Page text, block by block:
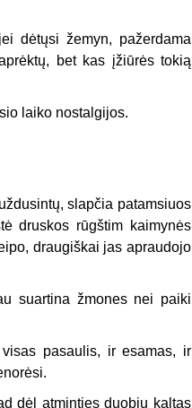
dėtųsi žemyn, pažerdama
bet kas įžiūrės tokią
laiko nostalgijos.
slapčia patamsiuos
druskos rūgštim kaimynės
draugiškai jas apraudojo
suartina žmones nei paiki
pasaulis, ir esamas, ir
dėl atminties duobių kaltas